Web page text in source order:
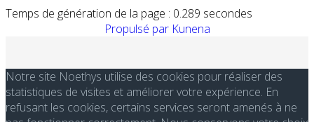
Temps de génération de la page : 0.289 secondes
Propulsé par Kunena
Notre site Noethys utilise des cookies pour réaliser des
statistiques de visites et améliorer votre expérience. En
refusant les cookies, certains services seront amenés à ne